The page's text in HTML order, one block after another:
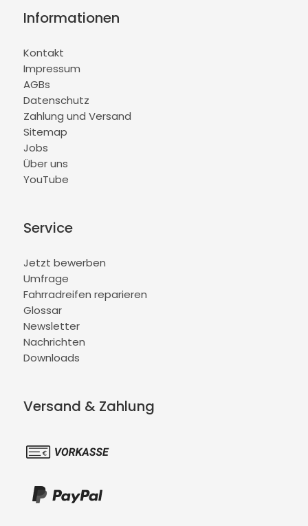
Informationen
Kontakt
Impressum
AGBs
Datenschutz
Zahlung und Versand
Sitemap
Jobs
Über uns
YouTube
Service
Jetzt bewerben
Umfrage
Fahrradreifen reparieren
Glossar
Newsletter
Nachrichten
Downloads
Versand & Zahlung